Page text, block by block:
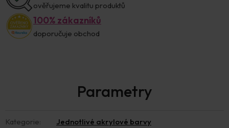
ověřujeme kvalitu produktů
100% zákazníků
doporučuje obchod
Kategorie: Jednotlivé akrylové barvy